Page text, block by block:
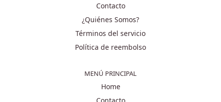
Contacto
¿Quiénes Somos?
Términos del servicio
Política de reembolso
MENÚ PRINCIPAL
Home